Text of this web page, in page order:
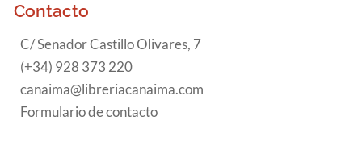
Contacto
C/ Senador Castillo Olivares, 7
(+34) 928 373 220
canaima@libreriacanaima.com
Formulario de contacto